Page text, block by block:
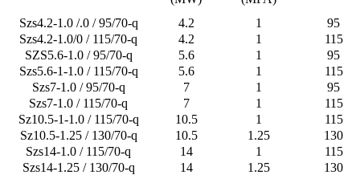
Szs4.2-1.0 /.0 / 95/70-q 4.2 1
95
Szs4.2-1.0/0 / 115/70-q
4.2 1
115
SZS5.6-1.0 / 95/70-q
5.6 1
95
Szs5.6-1-1.0 / 115/70-q
5.6 1
115
Szs7-1.0 / 95/70-q
7 1
95
Szs7-1.0 / 115/70-q
7 1
115
Sz10.5-1-1.0 / 115/70-q
10.5 1
115
Sz10.5-1.25 / 130/70-q
10.5 1.25
130
Szs14-1.0 / 115/70-q
14 1
115
Szs14-1.25 / 130/70-q
14 1.25
130